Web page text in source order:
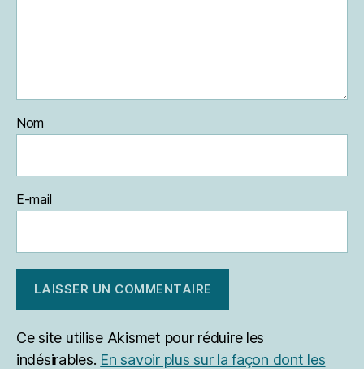
Nom
E-mail
Ce site utilise Akismet pour réduire les
indésirables. En savoir plus sur la façon dont les